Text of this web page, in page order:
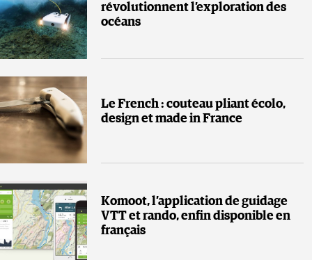
révolutionnent l’exploration des
océans
Le French : couteau pliant écolo,
design et made in France
Komoot, l’application de guidage
VTT et rando, enfin disponible en
français